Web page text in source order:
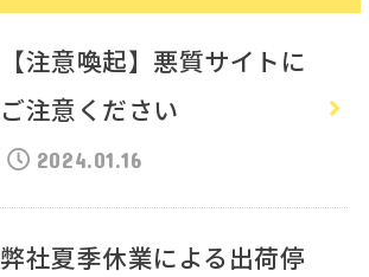
【注意喚起】悪質サイトに
ご注意ください
2024.01.16
弊社夏季休業による出荷停